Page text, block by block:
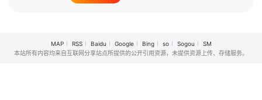
MAP RSS Baidu Google Bing so Sogou
SM
本站所有内容均来自互联网分享站点所提供的公开引用资源，未提供资源上传、存储服务。